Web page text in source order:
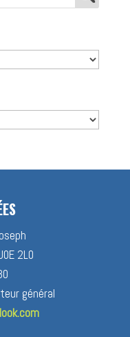
2L0
général